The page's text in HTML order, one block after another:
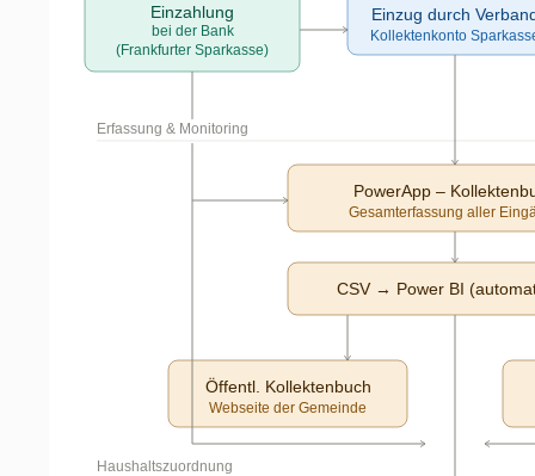
Einzahlung
bei der Bank
(Frankfurter Sparkasse)
Einzug durch
Kollektenkonto
Erfassung & Monitoring
PowerApp –
Gesamterfassung aller
CSV → Power BI
Öffentl. Kollektenbuch
Webseite der Gemeinde
Haushaltszuordnung